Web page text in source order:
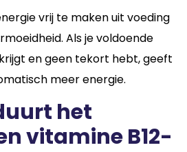
vrij te maken uit voeding
Als je voldoende
en geen tekort hebt, geeft
meer energie.
het
vitamine B12-